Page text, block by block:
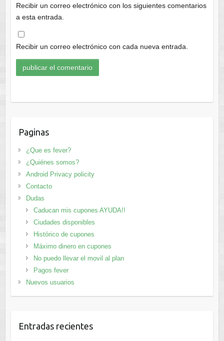
Recibir un correo electrónico con los siguientes comentarios
a esta entrada.
Recibir un correo electrónico con cada nueva entrada.
Paginas
¿Que es fever?
¿Quiénes somos?
Android Privacy policity
Contacto
Dudas
Caducan mis cupones AYUDA!!
Ciudades disponibles
Histórico de cupones
Máximo dinero en cupones
No puedo llevar el movil al plan
Pagos fever
Nuevos usuarios
Entradas recientes